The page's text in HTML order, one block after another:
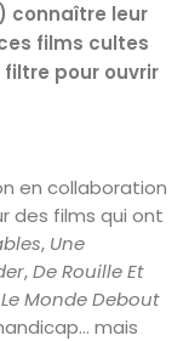
connaître leur
films cultes
filtre pour ouvrir
en collaboration
des films qui ont
, Une
,De Rouille Et
Monde Debout
mais